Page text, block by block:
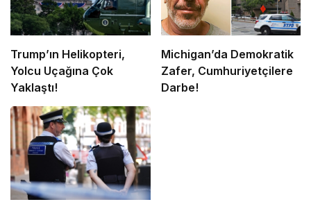
Trump’ın Helikopteri,
Yolcu Uçağına Çok
Yaklaştı!
Michigan’da Demokratik
Zafer, Cumhuriyetçilere
Darbe!